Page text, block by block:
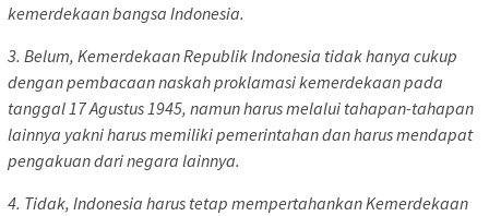
kemerdekaan bangsa Indonesia.
3. Belum, Kemerdekaan Republik Indonesia tidak hanya cukup
dengan pembacaan naskah proklamasi kemerdekaan pada
tanggal 17 Agustus 1945, namun harus melalui tahapan-tahapan
lainnya yakni harus memiliki pemerintahan dan harus mendapat
pengakuan dari negara lainnya.
4. Tidak, Indonesia harus tetap mempertahankan Kemerdekaan